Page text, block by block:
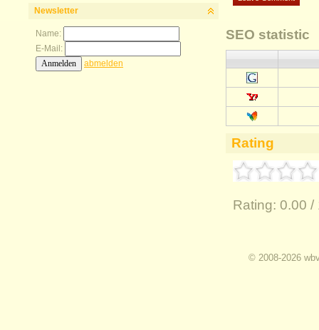
Newsletter
Name:
E-Mail:
abmelden
SEO statistic
Rating
Rating: 0.00 /
© 2008-2026